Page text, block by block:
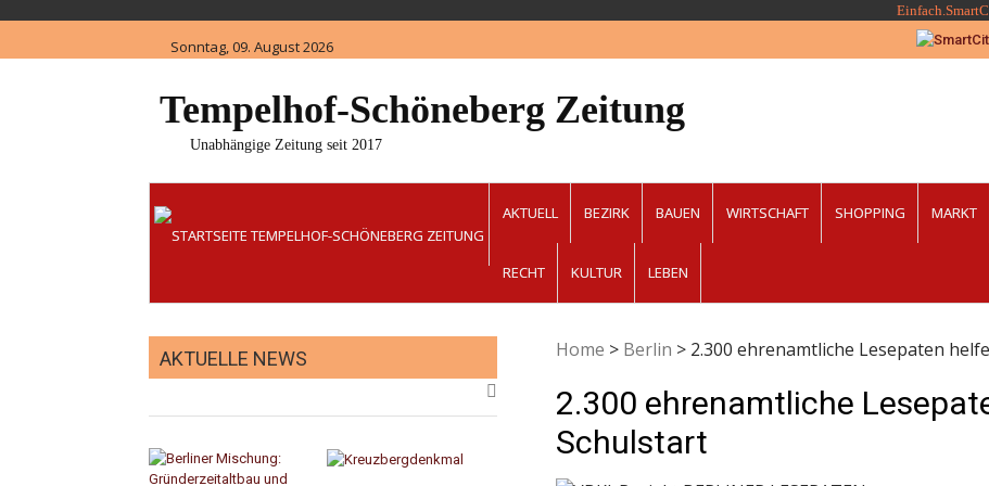
content
Sonntag, 09. August 2026
Tempelhof-Schöneberg Zeitung
Unabhängige Zeitung seit 2017
AKTUELL BEZIRK BAUEN WIRTSCHAFT SHOPPING MARKT
RECHT KULTUR LEBEN
Home > Berlin > 2.300 ehrenamtliche Lesepaten
2.300 ehrenamtliche
Schulstart
AKTUELLE NEWS